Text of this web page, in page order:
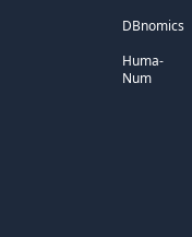
DBnomics
Huma-
Num